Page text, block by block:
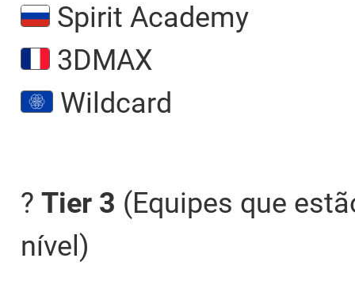
Spirit Academy
3DMAX
Wildcard
? Tier 3 (Equipes que
nível)